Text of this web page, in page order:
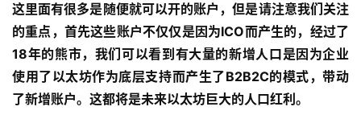
这里面有很多是随便就可以开的账户，但是请注意我们关注
的重点，首先这些账户不仅仅是因为ICO而产生的，经过了
18年的熊市，我们可以看到有大量的新增人口是因为企业
使用了以太坊作为底层支持而产生了B2B2C的模式，带动
了新增账户。这都将是未来以太坊巨大的人口红利。